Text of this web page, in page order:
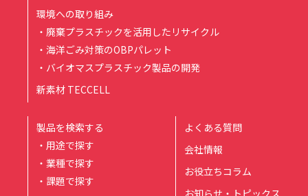
環境への取り組み
・廃棄プラスチックを活用したリサイクル
・海洋ごみ対策のOBPパレット
・バイオマスプラスチック製品の開発
新素材 TECCELL
製品を検索する
・用途で探す
・業種で探す
・課題で探す
よくある質問
会社情報
お役立ちコラム